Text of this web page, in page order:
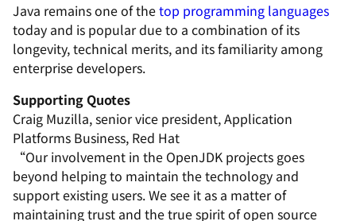
Java remains one of thetop programming languages
today and is popular due to a combination of its
longevity, technical merits, and its familiarity among
enterprise developers.
Supporting Quotes
Craig Muzilla, senior vice president, Application
Platforms Business, Red Hat
“Our involvement in the OpenJDK projects goes
beyond helping to maintain the technology and
support existing users. We see it as a matter of
maintaining trust and the true spirit of open source